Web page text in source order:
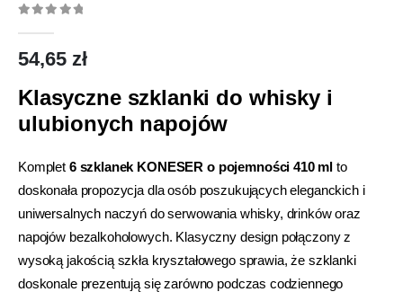
54,65 zł
Klasyczne szklanki do whisky i
ulubionych napojów
Komplet 6 szklanek KONESER o pojemności 410 ml to
doskonała propozycja dla osób poszukujących eleganckich i
uniwersalnych naczyń do serwowania whisky, drinków oraz
napojów bezalkoholowych. Klasyczny design połączony z
wysoką jakością szkła kryształowego sprawia, że szklanki
doskonale prezentują się zarówno podczas codziennego